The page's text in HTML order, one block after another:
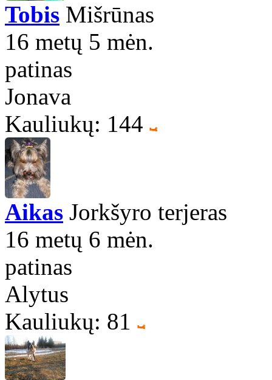
Tobis Mišrūnas
16 metų 5 mėn.
patinas
Jonava
Kauliukų: 144
Aikas Jorkšyro terjeras
16 metų 6 mėn.
patinas
Alytus
Kauliukų: 81